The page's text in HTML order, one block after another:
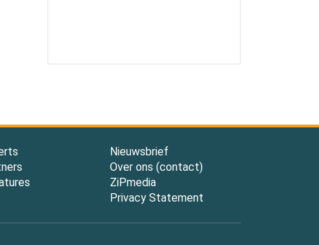
Nieuwsbrief
Over ons (contact)
ZiPmedia
Privacy Statement